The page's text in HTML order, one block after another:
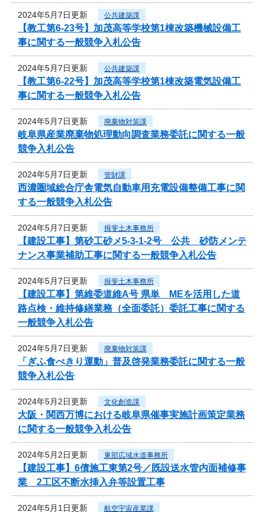
2024年5月7日更新 公共建築課
【教工第6-23号】加茂高等学校第1棟改築機械設備工
事に関する一般競争入札公告
2024年5月7日更新 公共建築課
【教工第6-22号】加茂高等学校第1棟改築電気設備工
事に関する一般競争入札公告
2024年5月7日更新 廃棄物対策課
岐阜県産業廃棄物処理動向調査業務委託に関する一般
競争入札公告
2024年5月7日更新 管財課
西濃圏域総合庁舎電気自動車用充電設備整備工事に関
する一般競争入札公告
2024年5月7日更新 揖斐土木事務所
【建設工事】第砂工砂メ5-3-1-2号 公共 砂防メンテ
ナンス事業補助工事に関する一般競争入札公告
2024年5月7日更新 揖斐土木事務所
【建設工事】第維委道維A号 県単 MEを活用した道
路点検・維持修繕業務（全面委託）委託工事に関する
一般競争入札公告
2024年5月7日更新 廃棄物対策課
「ぎふ食べきり運動」普及啓発業務委託に関する一般
競争入札公告
2024年5月2日更新 文化創造課
大阪・関西万博における岐阜県催事実施計画策定業務
に関する一般競争入札公告
2024年5月2日更新 東部広域水道事務所
【建設工事】6債施工東第2号／既設送水管内面補修事
業 2工区不断水挿入弁等設置工事
2024年5月1日更新 航空宇宙産業課